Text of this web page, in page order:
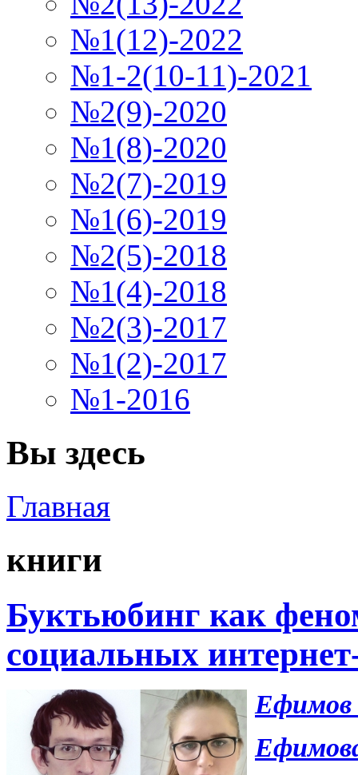
№1(12)-2022
№1-2(10-11)-2021
№2(9)-2020
№1(8)-2020
№2(7)-2019
№1(6)-2019
№2(5)-2018
№1(4)-2018
№2(3)-2017
№1(2)-2017
№1-2016
Вы здесь
Главная
книги
Буктьюбинг как
социальных
Ефимов